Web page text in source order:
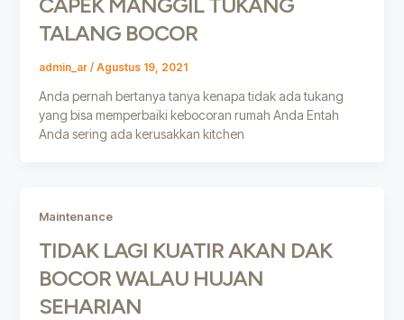
TALANG BOCOR
admin_ar / Agustus 19, 2021
Anda pernah bertanya tanya kenapa tidak ada tukang
yang bisa memperbaiki kebocoran rumah Anda Entah
Anda sering ada kerusakkan kitchen
Maintenance
TIDAK LAGI KUATIR AKAN DAK
BOCOR WALAU HUJAN
SEHARIAN